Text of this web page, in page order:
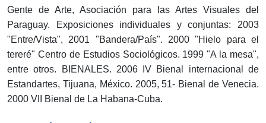
Gente de Arte, Asociación para las Artes Visuales del
Paraguay. Exposiciones individuales y conjuntas: 2003
"Entre/Vista", 2001 "Bandera/País". 2000 "Hielo para el
tereré" Centro de Estudios Sociológicos. 1999 "A la mesa",
entre otros. BIENALES. 2006 IV Bienal internacional de
Estandartes, Tijuana, México. 2005, 51- Bienal de Venecia.
2000 VII Bienal de La Habana-Cuba.